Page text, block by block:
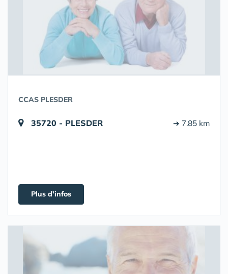
CCAS PLESDER
35720 - PLESDER ➔ 7.85 km
Plus d'infos